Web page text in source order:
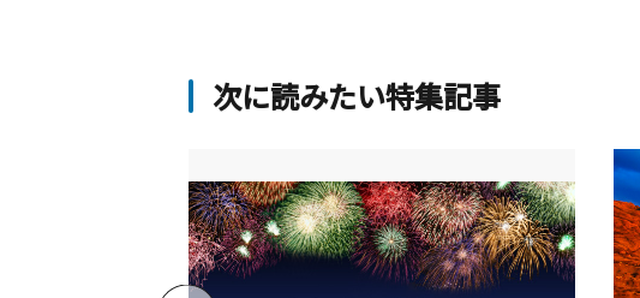
湾を眺めたり、暖炉の炎に癒やされたりしな
次に読みたい特集記事